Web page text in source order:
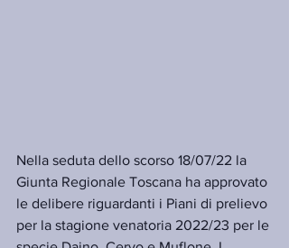
Nella seduta dello scorso 18/07/22 la
Giunta Regionale Toscana ha approvato
le delibere riguardanti i Piani di prelievo
per la stagione venatoria 2022/23 per le